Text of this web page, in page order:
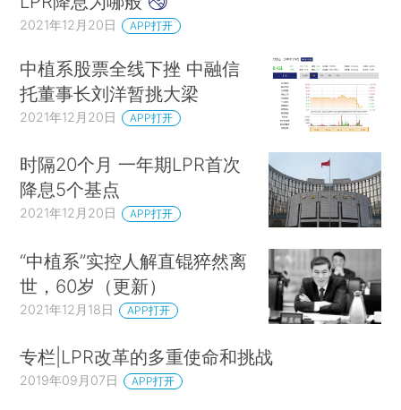
2021年12月20日 APP打开
中植系股票全线下挫 中融信
托董事长刘洋暂挑大梁
2021年12月20日 APP打开
时隔20个月 一年期LPR首次
降息5个基点
2021年12月20日 APP打开
“中植系”实控人解直锟猝然离
世，60岁（更新）
2021年12月18日 APP打开
专栏|LPR改革的多重使命和挑战
2019年09月07日 APP打开